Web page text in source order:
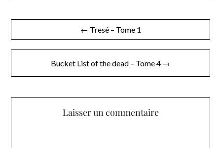
Navigation
de
← Tresé – Tome 1
Bucket List of the dead – Tome 4 →
Laisser un commentaire